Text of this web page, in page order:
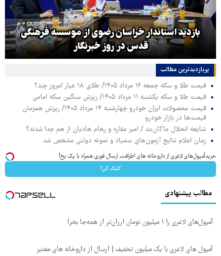
بازدید استاندار خراسان رضوی از موسسه فرهنگی
قدس در روز خبرنگار
پربازدیدترین‌ مطالب
قیمت طلا و سکه جمعه ۱۶ مرداد ۱۴۰۵/ طلای ۱۸ عیار امروز چند؟
قیمت طلا و سکه یکشنبه ۱۱ مرداد ۱۴۰۵/ ریزش سنگین سکه امامی
قیمت محصولات ایران خودرو چهارشنبه ۱۴ مرداد ۱۴۰۵/ ریزش همزمان
قیمت‌ها در بازار خودرو
شایعه انحلال ماکان‌بند / امیر مقاره و رهام هادیان از هم جدا شدند؟
زمان اعلام نتایج آزمون‌های سمپاد و نمونه دولتی مشخص شد
خریدآمپول‌های لاغری از داروخانه های اطرافت، ارسال فوری همراه با پک یخ!
کلیک کن!
مطالب پیشنهادی
آمپول‌های لاغری را ۱ میلیون تومان ارزان‌تر از همه‌جا بخر!
آمپول های لاغری با یک میلیون تخفیف | ارسال از داروخانه های معتبر